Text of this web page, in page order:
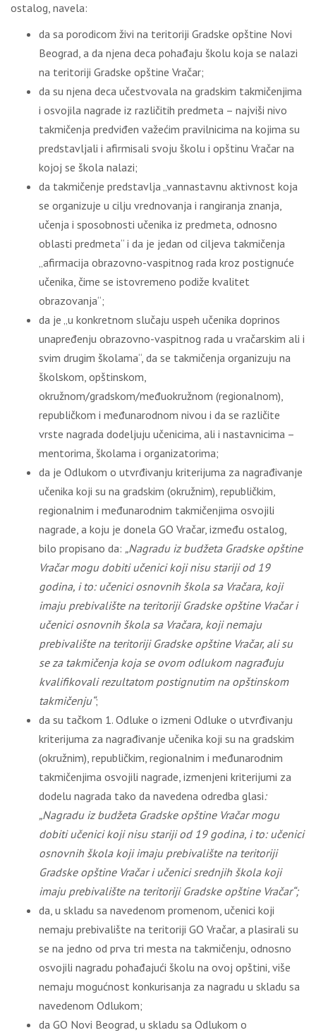
ostalog, navela:
da sa porodicom živi na teritoriji Gradske opštine Novi
Beograd, a da njena deca pohađaju školu koja se nalazi
na teritoriji Gradske opštine Vračar;
da su njena deca učestvovala na gradskim takmičenjima
i osvojila nagrade iz različitih predmeta – najviši nivo
takmičenja predviđen važećim pravilnicima na kojima su
predstavljali i afirmisali svoju školu i opštinu Vračar na
kojoj se škola nalazi;
da takmičenje predstavlja „vannastavnu aktivnost koja
se organizuje u cilju vrednovanja i rangiranja znanja,
učenja i sposobnosti učenika iz predmeta, odnosno
oblasti predmeta“ i da je jedan od ciljeva takmičenja
„afirmacija obrazovno-vaspitnog rada kroz postignuće
učenika, čime se istovremeno podiže kvalitet
obrazovanja“;
da je „u konkretnom slučaju uspeh učenika doprinos
unapređenju obrazovno-vaspitnog rada u vračarskim ali i
svim drugim školama“, da se takmičenja organizuju na
školskom, opštinskom,
okružnom/gradskom/međuokružnom (regionalnom),
republičkom i međunarodnom nivou i da se različite
vrste nagrada dodeljuju učenicima, ali i nastavnicima –
mentorima, školama i organizatorima;
da je Odlukom o utvrđivanju kriterijuma za nagrađivanje
učenika koji su na gradskim (okružnim), republičkim,
regionalnim i međunarodnim takmičenjima osvojili
nagrade, a koju je donela GO Vračar, između ostalog,
bilo propisano da: „Nagradu iz budžeta Gradske opštine
Vračar mogu dobiti učenici koji nisu stariji od 19
godina, i to: učenici osnovnih škola sa Vračara, koji
imaju prebivalište na teritoriji Gradske opštine Vračar i
učenici osnovnih škola sa Vračara, koji nemaju
prebivalište na teritoriji Gradske opštine Vračar, ali su
se za takmičenja koja se ovom odlukom nagrađuju
kvalifikovali rezultatom postignutim na opštinskom
takmičenju“;
da su tačkom 1. Odluke o izmeni Odluke o utvrđivanju
kriterijuma za nagrađivanje učenika koji su na gradskim
(okružnim), republičkim, regionalnim i međunarodnim
takmičenjima osvojili nagrade, izmenjeni kriterijumi za
dodelu nagrada tako da navedena odredba glasi:
„Nagradu iz budžeta Gradske opštine Vračar mogu
dobiti učenici koji nisu stariji od 19 godina, i to: učenici
osnovnih škola koji imaju prebivalište na teritoriji
Gradske opštine Vračar i učenici srednjih škola koji
imaju prebivalište na teritoriji Gradske opštine Vračar“;
da, u skladu sa navedenom promenom, učenici koji
nemaju prebivalište na teritoriji GO Vračar, a plasirali su
se na jedno od prva tri mesta na takmičenju, odnosno
osvojili nagradu pohađajući školu na ovoj opštini, više
nemaju mogućnost konkurisanja za nagradu u skladu sa
navedenom Odlukom;
da GO Novi Beograd, u skladu sa Odlukom o